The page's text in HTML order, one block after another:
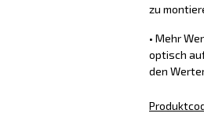
zu
• Mehr
optisch
den